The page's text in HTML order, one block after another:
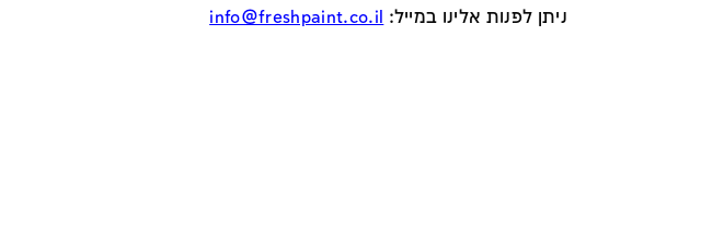
ניתן לפנות אלינו במייל:
info@freshpaint.co.il